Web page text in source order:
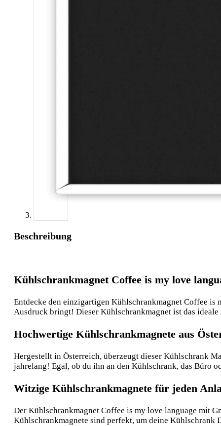
Beschreibung
Kühlschrankmagnet Coffee is my love
Entdecke den einzigartigen Kühlschrankmagnet Coffee
Ausdruck bringt! Dieser Kühlschrankmagnet ist das
Hochwertige Kühlschrankmagnete aus
Hergestellt in Österreich, überzeugt dieser Kühlschrank
jahrelang! Egal, ob du ihn an den Kühlschrank, das Büro
Witzige Kühlschrankmagnete für jeden
Der Kühlschrankmagnet Coffee is my love language mit
Kühlschrankmagnete sind perfekt, um deine